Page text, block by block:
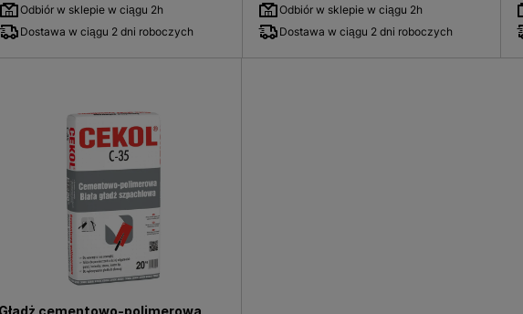
Odbiór w sklepie w ciągu 2h
Dostawa w ciągu 2 dni roboczych
Odbiór w sklepie w ciągu 2h
Dostawa w ciągu 2 dni roboczych